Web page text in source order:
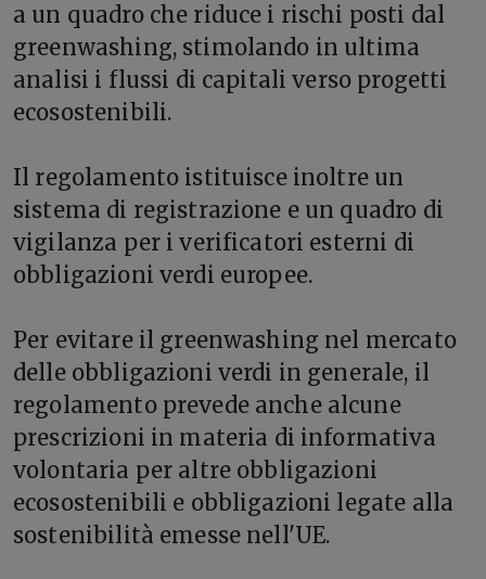
a un quadro che riduce i rischi posti dal
greenwashing, stimolando in ultima
analisi i flussi di capitali verso progetti
ecosostenibili.
Il regolamento istituisce inoltre un
sistema di registrazione e un quadro di
vigilanza per i verificatori esterni di
obbligazioni verdi europee.
Per evitare il greenwashing nel mercato
delle obbligazioni verdi in generale, il
regolamento prevede anche alcune
prescrizioni in materia di informativa
volontaria per altre obbligazioni
ecosostenibili e obbligazioni legate alla
sostenibilità emesse nell'UE.